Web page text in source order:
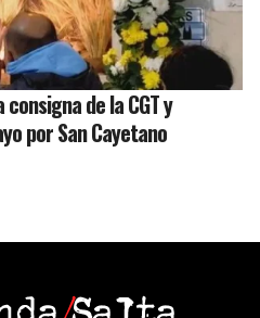
de la CGT y
por San Cayetano